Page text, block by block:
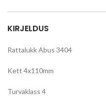
KIRJELDUS
Rattalukk Abus 3404
Kett 4x110mm
Turvaklass 4